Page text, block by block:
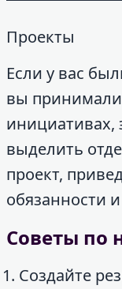
Проекты
Если у вас
вы принимали
инициативах,
выделить
проект,
обязанности
Советы по
Создайте